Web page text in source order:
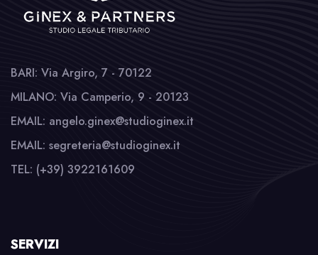
BARI: Via Argiro, 7 - 70122
MILANO: Via Camperio, 9 - 20123
EMAIL: angelo.ginex@studioginex.it
EMAIL: segreteria@studioginex.it
TEL: (+39) 3922161609
SERVIZI